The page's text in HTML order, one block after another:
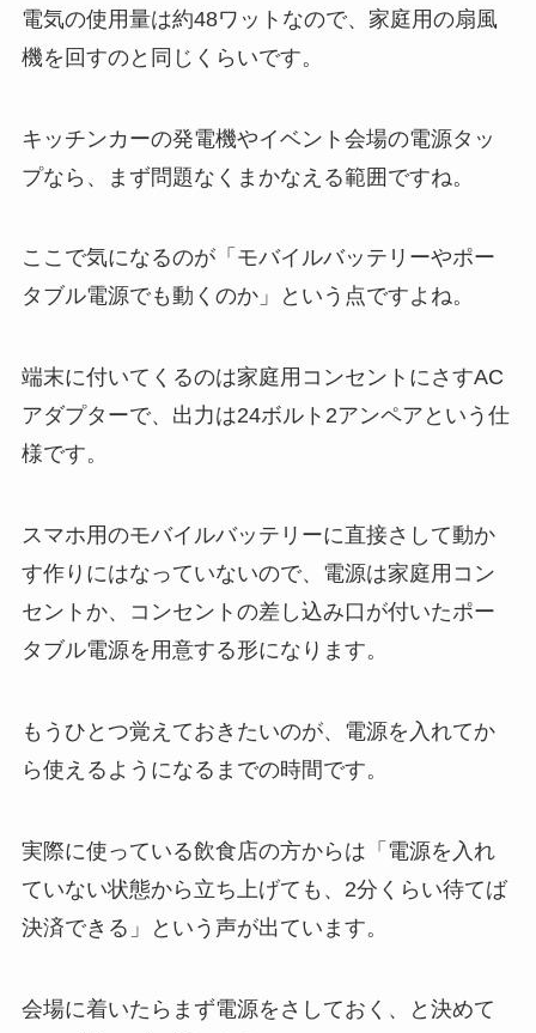
電気の使用量は約48ワットなので、家庭用の扇風
機を回すのと同じくらいです。
キッチンカーの発電機やイベント会場の電源タッ
プなら、まず問題なくまかなえる範囲ですね。
ここで気になるのが「モバイルバッテリーやポー
タブル電源でも動くのか」という点ですよね。
端末に付いてくるのは家庭用コンセントにさすAC
アダプターで、出力は24ボルト2アンペアという仕
様です。
スマホ用のモバイルバッテリーに直接さして動か
す作りにはなっていないので、電源は家庭用コン
セントか、コンセントの差し込み口が付いたポー
タブル電源を用意する形になります。
もうひとつ覚えておきたいのが、電源を入れてか
ら使えるようになるまでの時間です。
実際に使っている飲食店の方からは「電源を入れ
ていない状態から立ち上げても、2分くらい待てば
決済できる」という声が出ています。
会場に着いたらまず電源をさしておく、と決めて